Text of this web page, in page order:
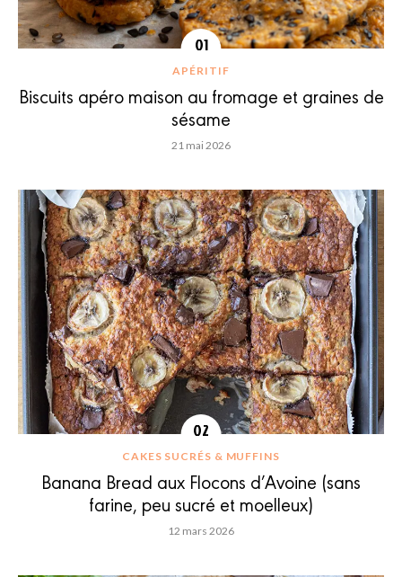
APÉRITIF
Biscuits apéro maison au fromage et graines de
sésame
21 mai 2026
CAKES SUCRÉS & MUFFINS
Banana Bread aux Flocons d’Avoine (sans
farine, peu sucré et moelleux)
12 mars 2026